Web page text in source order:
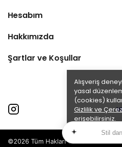
Alışveriş
yasal
(cookies)
Gizlilik ve
erişebilirsiniz.
Hesabım
Hakkımızda
Şartlar ve Koşullar
©2026 Tüm Hakları Saklıdır